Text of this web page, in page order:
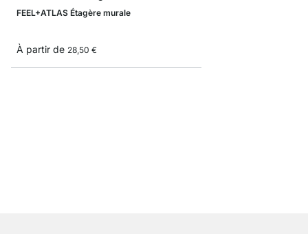
FEEL+ATLAS Étagère murale
À partir de 28,50 €